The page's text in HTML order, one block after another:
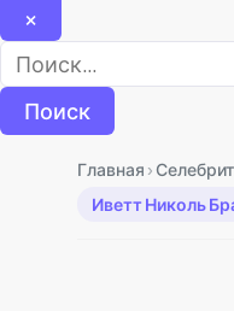
×
Найти:
Главная ›
Иветт Николь